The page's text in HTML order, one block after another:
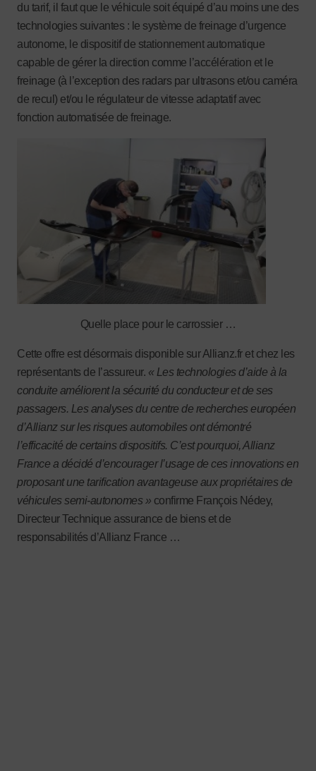
du tarif, il faut que le véhicule soit équipé d’au moins une des
technologies suivantes : le système de freinage d’urgence
autonome, le dispositif de stationnement automatique
capable de gérer la direction comme l’accélération et le
freinage (à l’exception des radars par ultrasons et/ou caméra
de recul) et/ou le régulateur de vitesse adaptatif avec
fonction automatisée de freinage.
Quelle place pour le carrossier …
Cette offre est désormais disponible sur Allianz.fr et chez les
représentants de l’assureur. « Les technologies d’aide à la
conduite améliorent la sécurité du conducteur et de ses
passagers. Les analyses du centre de recherches européen
d’Allianz sur les risques automobiles ont démontré
l’efficacité de certains dispositifs. C’est pourquoi, Allianz
France a décidé d’encourager l’usage de ces innovations en
proposant une tarification avantageuse aux propriétaires de
véhicules semi-autonomes » confirme François Nédey,
Directeur Technique assurance de biens et de
responsabilités d’Allianz France …